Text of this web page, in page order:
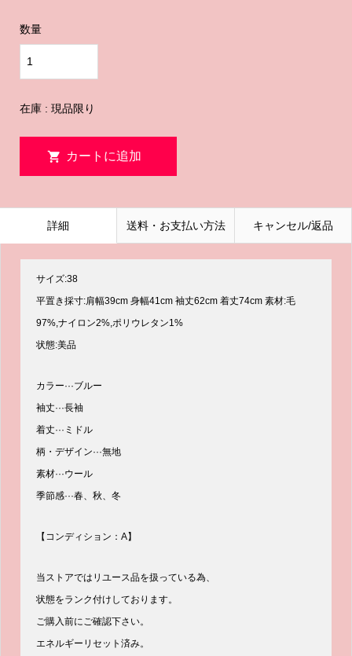
数量
在庫 : 現品限り
詳細 送料・お支払い方法 キャンセル/返品
サイズ:38
平置き採寸:肩幅39cm 身幅41cm 袖丈62cm 着丈74cm 素材:毛
97%,ナイロン2%,ポリウレタン1%
状態:美品
カラー···ブルー
袖丈···長袖
着丈···ミドル
柄・デザイン···無地
素材···ウール
季節感···春、秋、冬
【コンディション：A】
当ストアではリユース品を扱っている為、
状態をランク付けしております。
ご購入前にご確認下さい。
エネルギーリセット済み。